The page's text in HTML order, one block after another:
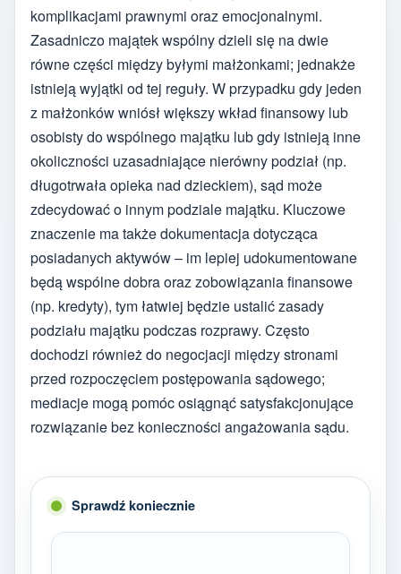
komplikacjami prawnymi oraz emocjonalnymi.
Zasadniczo majątek wspólny dzieli się na dwie
równe części między byłymi małżonkami; jednakże
istnieją wyjątki od tej reguły. W przypadku gdy jeden
z małżonków wniósł większy wkład finansowy lub
osobisty do wspólnego majątku lub gdy istnieją inne
okoliczności uzasadniające nierówny podział (np.
długotrwała opieka nad dzieckiem), sąd może
zdecydować o innym podziale majątku. Kluczowe
znaczenie ma także dokumentacja dotycząca
posiadanych aktywów – im lepiej udokumentowane
będą wspólne dobra oraz zobowiązania finansowe
(np. kredyty), tym łatwiej będzie ustalić zasady
podziału majątku podczas rozprawy. Często
dochodzi również do negocjacji między stronami
przed rozpoczęciem postępowania sądowego;
mediacje mogą pomóc osiągnąć satysfakcjonujące
rozwiązanie bez konieczności angażowania sądu.
Sprawdź koniecznie